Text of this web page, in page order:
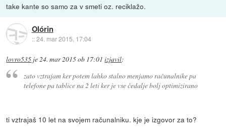
take kante so samo za v smeti oz. reciklažo.
Olórin
::24. mar 2015, 17:04
lovro535 je24. mar 2015 ob 17:01 izjavil:
zato vztrajam ker potem lahko stalno menjamo računalnike pa
telefone pa tablice na 2 leti ker je vse čedalje bolj optimizirano
ti vztrajaš 10 let na svojem računalniku. kje je izgovor za to?